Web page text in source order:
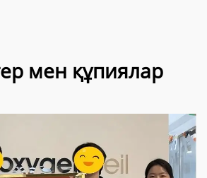
мен құпиялар